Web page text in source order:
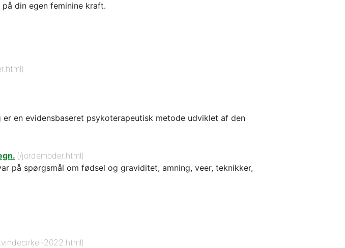
din egen feminine kraft.
en evidensbaseret psykoterapeutisk metode udviklet af den
(/jordemoder.html)
på spørgsmål om fødsel og graviditet, amning, veer, teknikker,
2022.html)